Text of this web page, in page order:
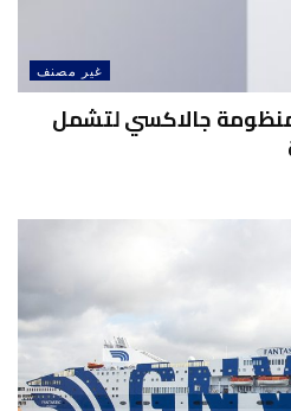
غير مصنف
جالاكسي لتشمل